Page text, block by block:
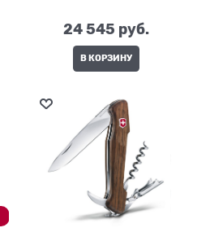
24 545 руб.
В КОРЗИНУ